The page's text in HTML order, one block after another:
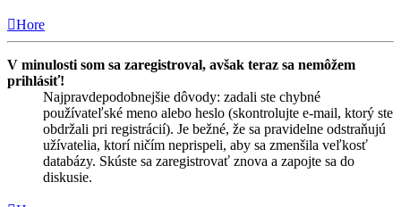
Hore
V minulosti som sa zaregistroval, avšak teraz sa nemôžem
prihlásiť!
Najpravdepodobnejšie dôvody: zadali ste chybné
používateľské meno alebo heslo (skontrolujte e-mail, ktorý ste
obdržali pri registrácií). Je bežné, že sa pravidelne odstraňujú
užívatelia, ktorí ničím neprispeli, aby sa zmenšila veľkosť
databázy. Skúste sa zaregistrovať znova a zapojte sa do
diskusie.